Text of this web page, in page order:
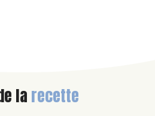
larecette